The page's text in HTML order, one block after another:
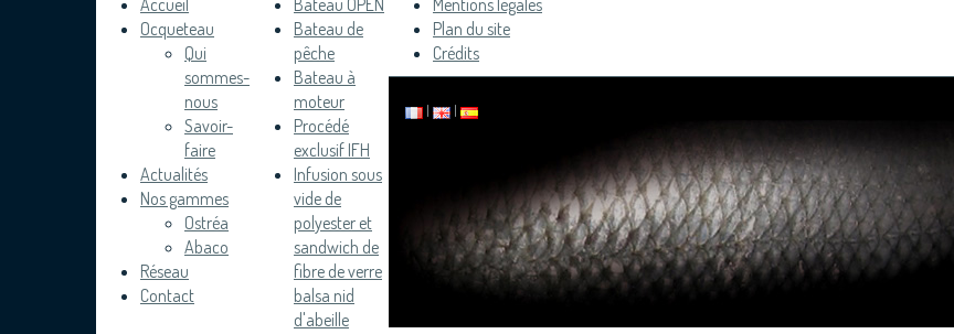
Accueil
Ocqueteau
Qui
sommes-
nous
Savoir-
faire
Actualités
Nos gammes
Ostréa
Abaco
Réseau
Contact
Bateau OPEN
Bateau de
pêche
Bateau à
moteur
Procédé
exclusif IFH
Infusion sous
vide de
polyester et
sandwich de
fibre de verre
balsa nid
d'abeille
Mentions légales
Plan du site
Crédits
|
|